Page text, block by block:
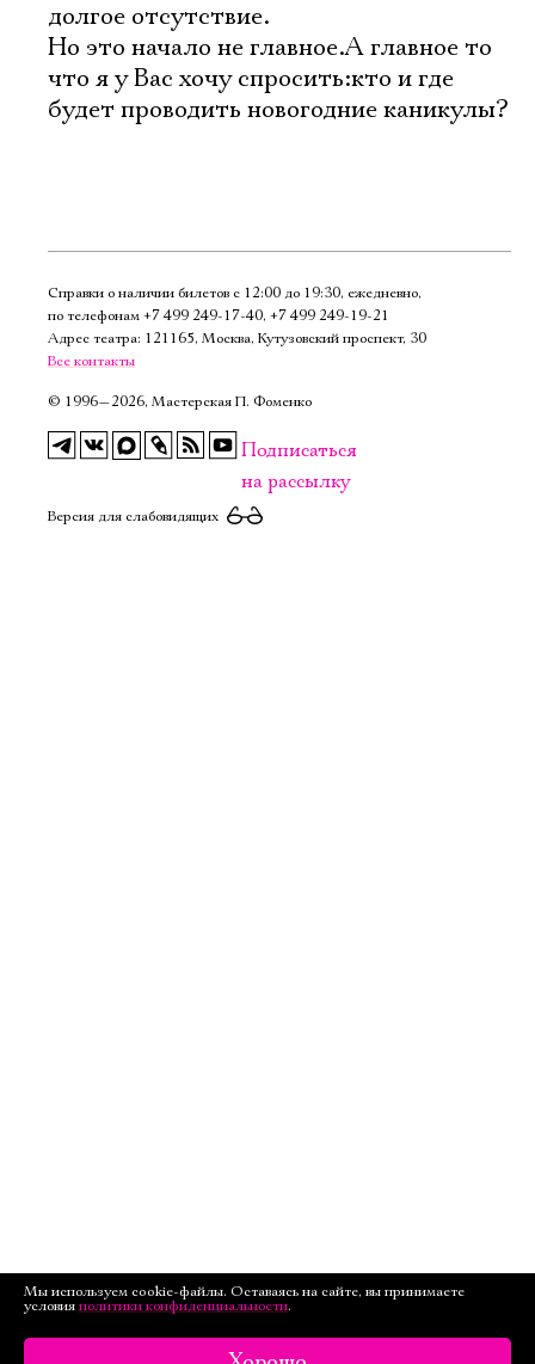
долгое отсутствие.
Но это начало не главное.А главное то
что я у Вас хочу спросить:кто и где
будет проводить новогодние каникулы?
Справки о наличии билетов с 12:00 до 19:30, ежедневно,
по телефонам +7 499 249‑17‑40, +7 499 249‑19‑21
Адрес театра: 121165, Москва, Кутузовский проспект, 30
Все контакты
© 1996—2026, Мастерская П. Фоменко
Подписаться
на рассылку
Версия для слабовидящих
Имя
Ознакомиться
Мы используем cookie-файлы. Оставаясь на сайте, вы принимаете
условия политики конфиденциальности.